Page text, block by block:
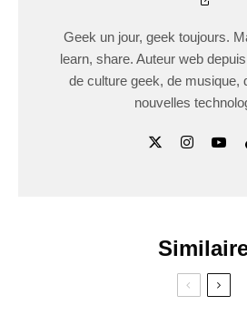
Geek un jour, geek toujours.
learn, share. Auteur web
de culture geek, de musique,
nouvelles